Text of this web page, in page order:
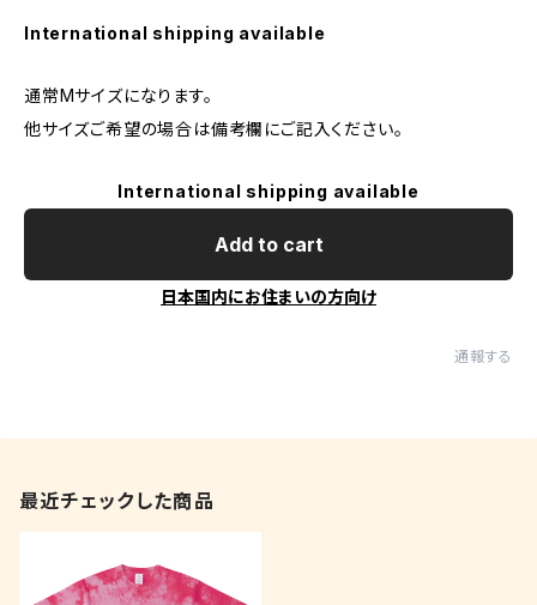
International shipping available
通常Mサイズになります。
他サイズご希望の場合は備考欄にご記入ください。
International shipping available
Add to cart
日本国内にお住まいの方向け
通報する
最近チェックした商品